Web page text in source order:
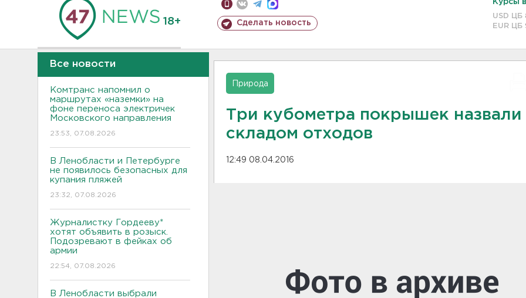
18+ Сделать новость
Курсы
USD ЦБ
EUR ЦБ
Все новости
Комтранс напомнил о
маршрутах «наземки» на
фоне переноса электричек
Московского направления
23:53, 07.08.2026
В Ленобласти и Петербурге
не появилось безопасных для
купания пляжей
23:32, 07.08.2026
Журналистку Гордееву*
хотят объявить в розыск.
Подозревают в фейках об
армии
22:54, 07.08.2026
В Ленобласти выбрали
Природа
Три кубометра покрышек назвали
складом отходов
12:49 08.04.2016